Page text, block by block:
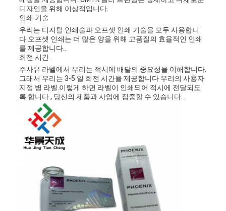
디자인을 위해 이상적입니다.
인쇄 기술
우리는 디지털 인쇄술과 오프셋 인쇄 기술을 모두 사용합니
다.오프셋 인쇄는 더 많은 양을 위해 고품질의 효율적인 인쇄
를 제공합니다..
회전 시간
주사유 라벨에서 우리는 적시에 배달의 중요성을 이해합니다.
그래서 우리는 3-5 일 회전 시간을 제공합니다 우리의 사용자
지정 병 라벨.이렇게 하면 라벨이 인쇄되어 적시에 전달되도
록 합니다., 당신의 제품과 사업에 집중할 수 있습니다.